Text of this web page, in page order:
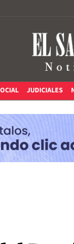
JUDICIALES